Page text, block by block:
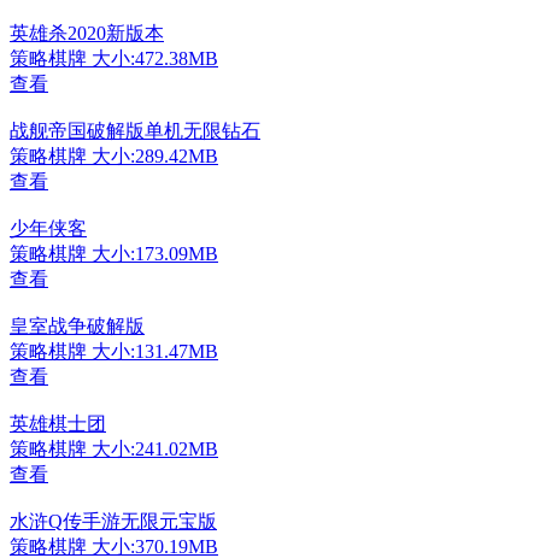
英雄杀2020新版本
策略棋牌 大小:472.38MB
查看
战舰帝国破解版单机无限钻石
策略棋牌 大小:289.42MB
查看
少年侠客
策略棋牌 大小:173.09MB
查看
皇室战争破解版
策略棋牌 大小:131.47MB
查看
英雄棋士团
策略棋牌 大小:241.02MB
查看
水浒Q传手游无限元宝版
策略棋牌 大小:370.19MB